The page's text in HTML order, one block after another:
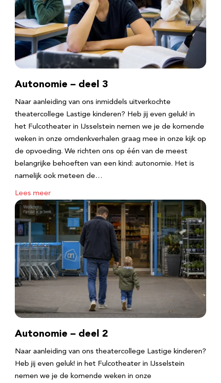
Autonomie – deel 3
Naar aanleiding van ons inmiddels uitverkochte
theatercollege Lastige kinderen? Heb jij even geluk! in
het Fulcotheater in IJsselstein nemen we je de komende
weken in onze omdenkverhalen graag mee in onze kijk op
de opvoeding. We richten ons op één van de meest
belangrijke behoeften van een kind: autonomie. Het is
namelijk ook meteen de…
Lees meer
Autonomie – deel 2
Naar aanleiding van ons theatercollege Lastige kinderen?
Heb jij even geluk! in het Fulcotheater in IJsselstein
nemen we je de komende weken in onze